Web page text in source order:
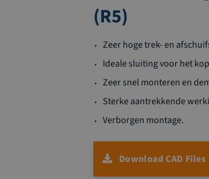
(R5)
Zeer hoge trek- en
Ideale sluiting voor het
Zeer snel monteren en
Sterke aantrekkende
Verborgen montage.
Download CAD Files